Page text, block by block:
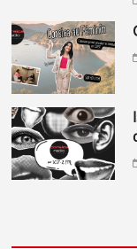
isula nuda : l’émission qui vous